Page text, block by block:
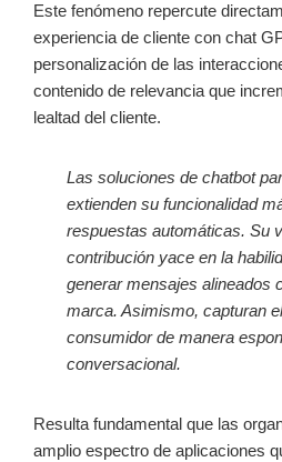
Este fenómeno repercute
experiencia de cliente con chat
personalización de las
contenido de relevancia que
lealtad del cliente.
Las soluciones de chatbot
extienden su funcionalidad
respuestas automáticas. Su
contribución yace en la
generar mensajes alineados
marca. Asimismo, capturan
consumidor de manera
conversacional.
Resulta fundamental que las
amplio espectro de aplicaciones